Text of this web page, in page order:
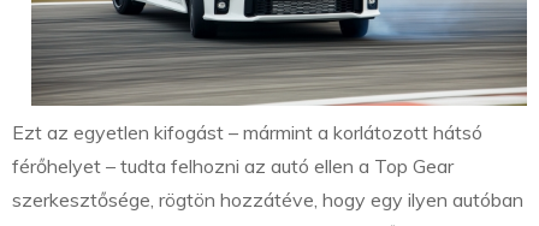
Ezt az egyetlen kifogást – mármint a korlátozott hátsó
férőhelyet – tudta felhozni az autó ellen a Top Gear
szerkesztősége, rögtön hozzátéve, hogy egy ilyen autóban